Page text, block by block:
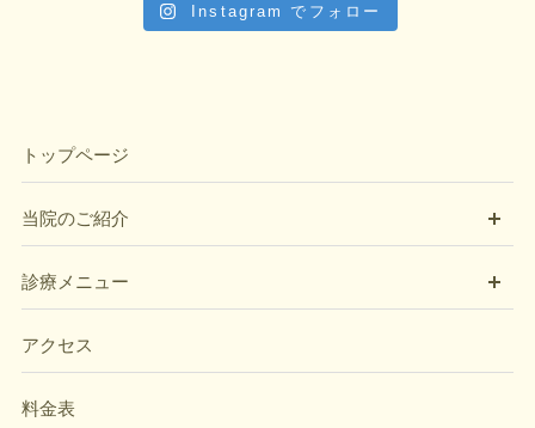
Instagram でフォロー
トップページ
当院のご紹介
診療メニュー
アクセス
料金表